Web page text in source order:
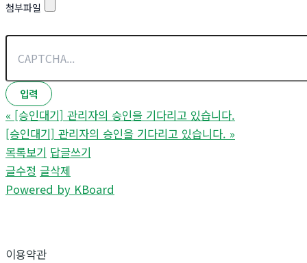
첨부파일
« [승인대기] 관리자의 승인을 기다리고 있습니다.
[승인대기] 관리자의 승인을 기다리고 있습니다. »
목록보기 답글쓰기
글수정 글삭제
Powered by KBoard
이용약관